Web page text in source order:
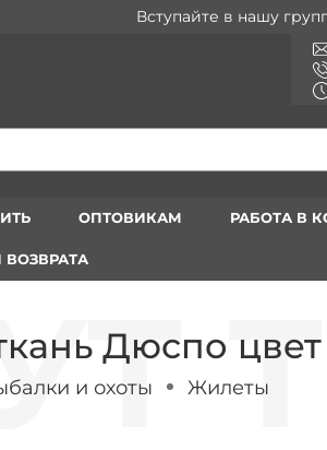
Вступайте в нашу группу
ОПТОВИКАМ РАБОТА В
Дюспо цвет
и охоты Жилеты